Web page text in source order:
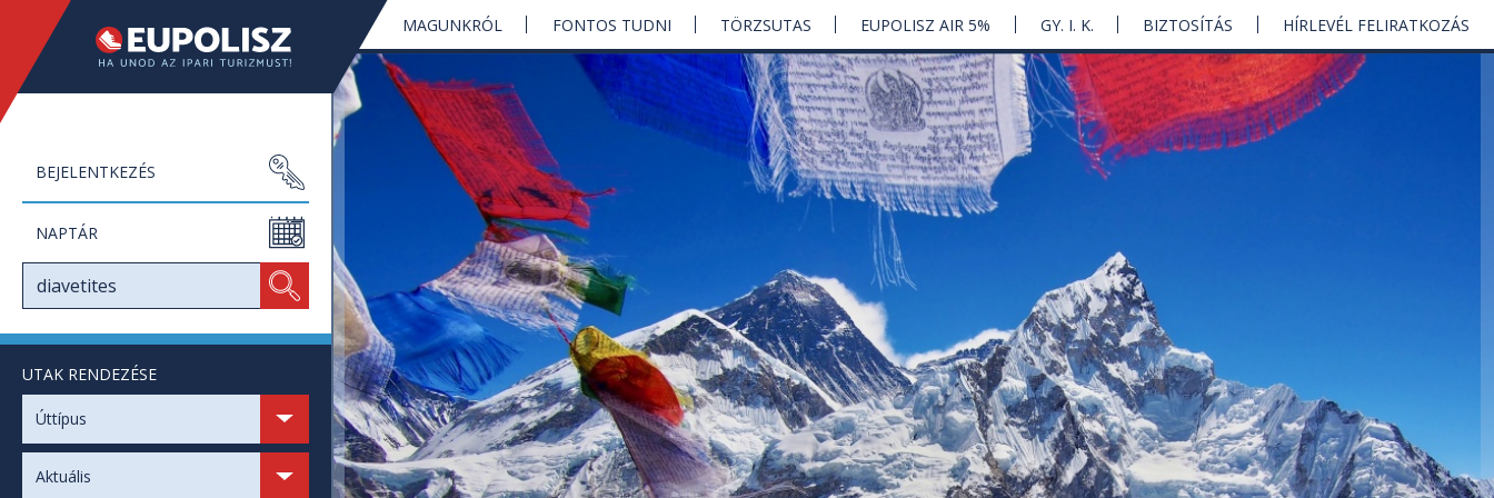
BEJELENTKEZÉS
NAPTÁR
UTAK RENDEZÉSE
Úttípus
Aktuális
MAGUNKRÓL FONTOS TUDNI TÖRZSUTAS EUPOLISZ AIR 5% GY. I. K. BIZTOSÍTÁS HÍRLEVÉL FELIRATKOZÁS